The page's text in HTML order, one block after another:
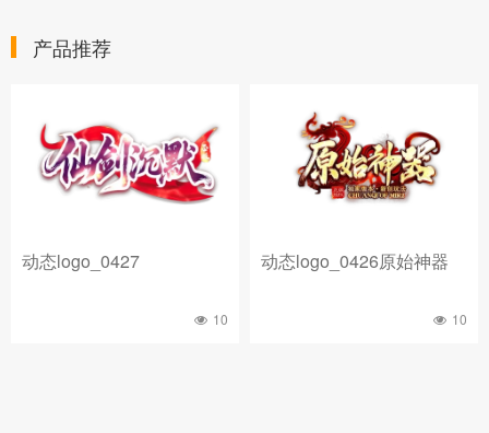
产品推荐
动态logo_0427
10
动态logo_0426原始神器
10